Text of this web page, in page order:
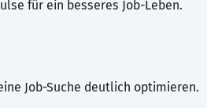
für ein besseres Job-Leben.
Job-Suche deutlich optimieren.